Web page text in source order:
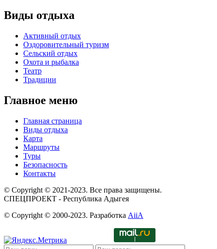
Виды отдыха
Активный отдых
Оздоровительный туризм
Сельский отдых
Охота и рыбалка
Театр
Традиции
Главное меню
Главная страница
Виды отдыха
Карта
Маршруты
Туры
Безопасность
Контакты
© Copyright © 2021-2023. Все права защищены.
СПЕЦПРОЕКТ - Республика Адыгея
© Copyright © 2000-2023. Разработка AiiA